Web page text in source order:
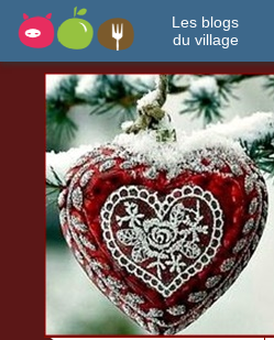
Les blogs
du village